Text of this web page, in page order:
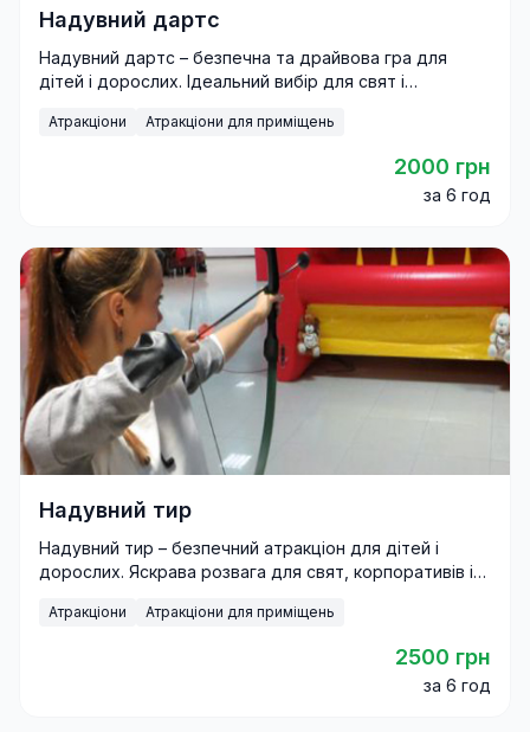
Надувний дартс
Надувний дартс – безпечна та драйвова гра для
дітей і дорослих. Ідеальний вибір для свят і
Атракціони Атракціони для приміщень
2000 грн
за 6 год
Надувний тир
Надувний тир – безпечний атракціон для дітей і
дорослих. Яскрава розвага для свят, корпоративів і
Атракціони Атракціони для приміщень
2500 грн
за 6 год